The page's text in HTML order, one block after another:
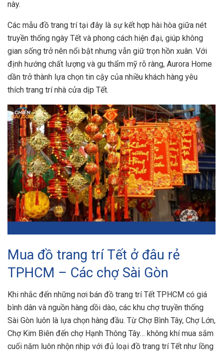
này.
Các mẫu đồ trang trí tại đây là sự kết hợp hài hòa giữa nét
truyền thống ngày Tết và phong cách hiện đại, giúp không
gian sống trở nên nổi bật nhưng vẫn giữ trọn hồn xuân. Với
định hướng chất lượng và gu thẩm mỹ rõ ràng, Aurora Home
dần trở thành lựa chọn tin cậy của nhiều khách hàng yêu
thích trang trí nhà cửa dịp Tết.
Mua đồ trang trí Tết ở đâu rẻ
TPHCM – Các chợ Sài Gòn
Khi nhắc đến những nơi bán đồ trang trí Tết TPHCM có giá
bình dân và nguồn hàng dồi dào, các khu chợ truyền thống
Sài Gòn luôn là lựa chọn hàng đầu. Từ Chợ Bình Tây, Chợ Lớn,
Chợ Kim Biên đến chợ Hạnh Thông Tây… không khí mua sắm
cuối năm luôn nhộn nhịp với đủ loại đồ trang trí Tết như lồng